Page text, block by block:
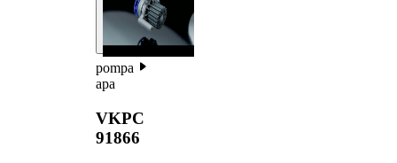
pompa
apa
VKPC
91866